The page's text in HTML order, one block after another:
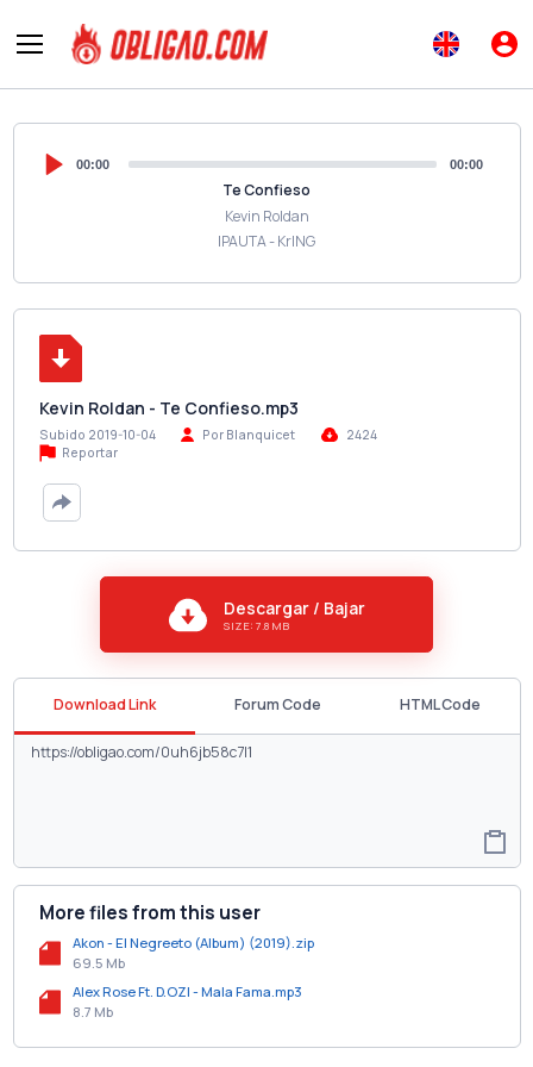
00:00 00:00
Te Confieso
Kevin Roldan
IPAUTA - KrING
Kevin Roldan - Te Confieso.mp3
Subido 2019-10-04 Por Blanquicet
2424
Reportar
Descargar / Bajar
SIZE: 7.8 MB
Download Link Forum Code HTML Code
More files from this user
Akon - El Negreeto (Album) (2019).zip
69.5 Mb
Alex Rose Ft. D.OZI - Mala Fama.mp3
8.7 Mb